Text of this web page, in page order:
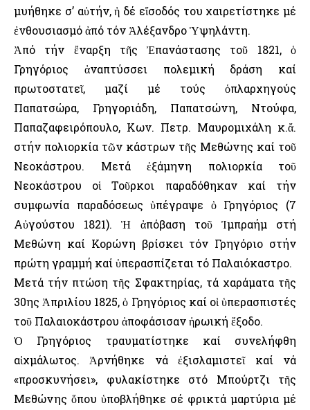
μυήθηκε σ’ αὐτήν, ἡ δέ εἴσοδός του χαιρετίστηκε μέ
ἐνθουσιασμό ἀπό τόν Ἀλέξανδρο Ὑψηλάντη.
Ἀπό τήν ἔναρξη τῆς Ἐπανάστασης τοῦ 1821, ὁ
Γρηγόριος ἀναπτύσσει πολεμική δράση καί
πρωτοστατεῖ, μαζί μέ τούς ὁπλαρχηγούς
Παπατσώρα, Γρηγοριάδη, Παπατσώνη, Ντούφα,
Παπαζαφειρόπουλο, Κων. Πετρ. Μαυρομιχάλη κ.ἄ.
στήν πολιορκία τῶν κάστρων τῆς Μεθώνης καί τοῦ
Νεοκάστρου. Μετά ἑξάμηνη πολιορκία τοῦ
Νεοκάστρου οἱ Τοῦρκοι παραδόθηκαν καί τήν
συμφωνία παραδόσεως ὑπέγραψε ὁ Γρηγόριος (7
Αὐγούστου 1821). Ἡ ἀπόβαση τοῦ Ἰμπραήμ στή
Μεθώνη καί Κορώνη βρίσκει τόν Γρηγόριο στήν
πρώτη γραμμή καί ὑπερασπίζεται τό Παλαιόκαστρο.
Μετά τήν πτώση τῆς Σφακτηρίας, τά χαράματα τῆς
30ης Ἀπριλίου 1825, ὁ Γρηγόριος καί οἱ ὑπερασπιστές
τοῦ Παλαιοκάστρου ἀποφάσισαν ἡρωική ἔξοδο.
Ὁ Γρηγόριος τραυματίστηκε καί συνελήφθη
αἰχμάλωτος. Ἀρνήθηκε νά ἐξισλαμιστεῖ καί νά
«προσκυνήσει», φυλακίστηκε στό Μπούρτζι τῆς
Μεθώνης ὅπου ὑποβλήθηκε σέ φρικτά μαρτύρια μέ